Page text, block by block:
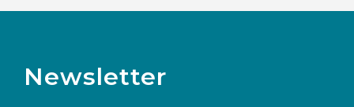
Newsletter